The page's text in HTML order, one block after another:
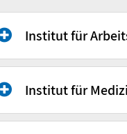
Institut für
Institut für